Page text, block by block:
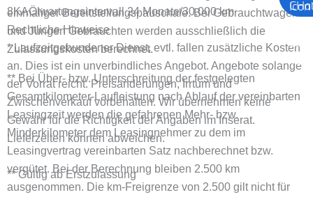
8KAÖlwartungsintervall 24 Monate/30.000 km
Rechtliche Hinweise
* Laufzeitgebundener Dienst, evtl. fallen zusätzliche Kosten
an. Dies ist ein unverbindliches Angebot. Angebote solange
der Vorrat reicht. Preisänderungen, Irrtum und
Zwischenverkauf vorbehalten. Wir übernehmen keine
Gewähr für die Richtigkeit der Angaben im Inserat.
Lieferzeiten können abweichen.
** Gültig ab Erstzulassung
einmaliger Bereitstellungspauschale. Bei Gebrauchtwagen
und Jungen Gebrauchten werden ausschließlich die
Zulassungskosten berechnet.
** Bei Über- bzw. Unterschreitung der festgelegten
Gesamtkilometer-Laufleistung nach Ablauf der vereinbarten
Leasingzeit werden die gefahrenen Mehr- bzw.
Minderkilometer dem Leasingnehmer zu dem im
Leasingvertrag vereinbarten Satz nachberechnet bzw.
vergütet. Bei der Berechnung bleiben 2.500 km
ausgenommen. Die km-Freigrenze von 2.500 gilt nicht für